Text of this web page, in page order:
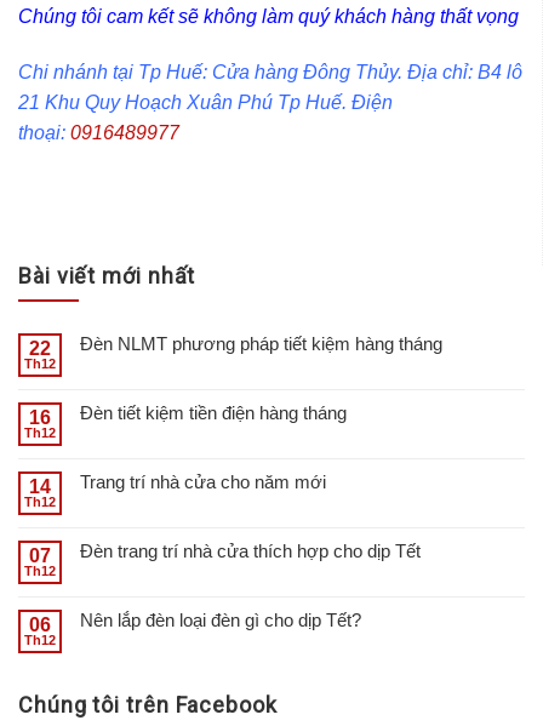
Chúng tôi cam kết sẽ không làm quý khách hàng thất vọng
Chi nhánh tại Tp Huế: Cửa hàng Đông Thủy. Địa chỉ: B4 lô
21 Khu Quy Hoạch Xuân Phú Tp Huế. Điện
thoại: 0916489977
Bài viết mới nhất
22
Th12
Đèn NLMT phương pháp tiết kiệm hàng tháng
16
Th12
Đèn tiết kiệm tiền điện hàng tháng
14
Th12
Trang trí nhà cửa cho năm mới
07
Th12
Đèn trang trí nhà cửa thích hợp cho dịp Tết
06
Th12
Nên lắp đèn loại đèn gì cho dịp Tết?
Chúng tôi trên Facebook